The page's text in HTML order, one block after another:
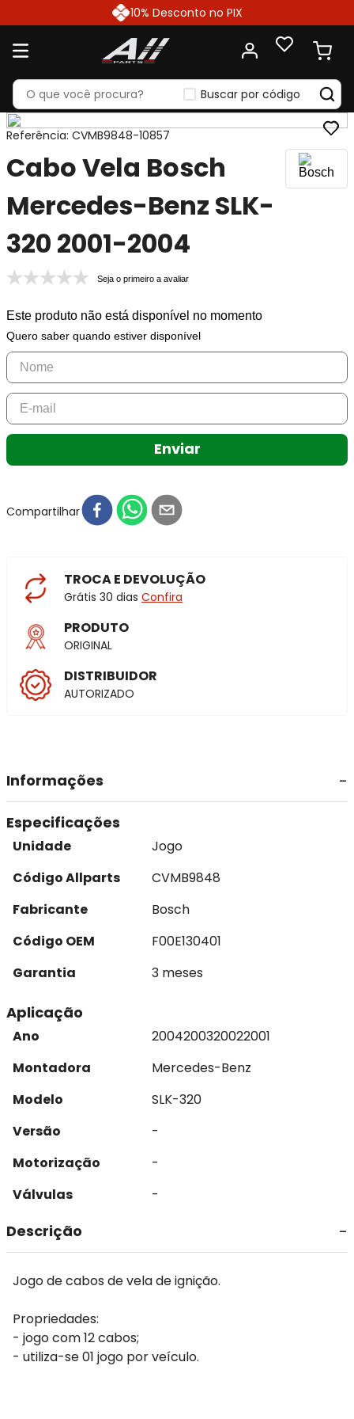
10% Desconto no PIX
Buscar por código
Referência: CVMB9848-10857
Cabo Vela Bosch
Mercedes-Benz SLK-
320 2001-2004
Seja o primeiro a avaliar
Este produto não está disponível no momento
Quero saber quando estiver disponível
Enviar
Compartilhar
TROCA E DEVOLUÇÃO
Grátis 30 dias Confira
PRODUTO
ORIGINAL
DISTRIBUIDOR
AUTORIZADO
Informações
Especificações
Unidade
Jogo
Código Allparts
CVMB9848
Fabricante
Bosch
Código OEM
F00E130401
Garantia
3 meses
Aplicação
Ano 2004200320022001
Montadora
Mercedes-Benz
Modelo
SLK-320
Versão
-
Motorização
-
Válvulas
-
Descrição
Jogo de cabos de vela de ignição.
Propriedades:
- jogo com 12 cabos;
- utiliza-se 01 jogo por veículo.